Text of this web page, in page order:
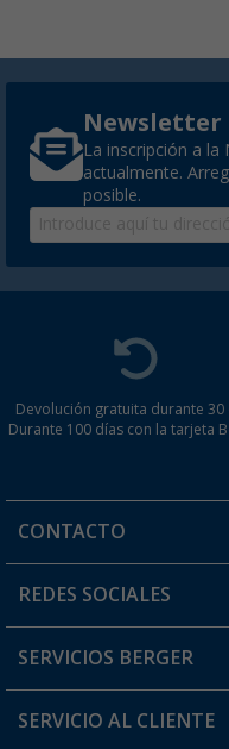
Newsletter
La inscripción a la
actualmente.
posible.
Devolución gratuita durante 30
Durante 100 días con la tarjeta
CONTACTO
Horario de atención al cliente:
¿Tienes alguna duda?
REDES SOCIALES
SERVICIOS BERGER
Conviértete en distribuidor
SERVICIO AL CLIENTE